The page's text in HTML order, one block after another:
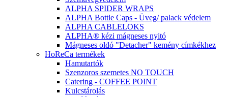
ALPHA SPIDER WRAPS
ALPHA Bottle Caps - Üveg/ palack védelem
ALPHA CABLELOKS
ALPHA® kézi mágneses nyitó
Mágneses oldó "Detacher" kemény címkékhez
HoReCa termékek
Hamutartók
Szenzoros szemetes NO TOUCH
Catering - COFFEE POINT
Kulcstárolás